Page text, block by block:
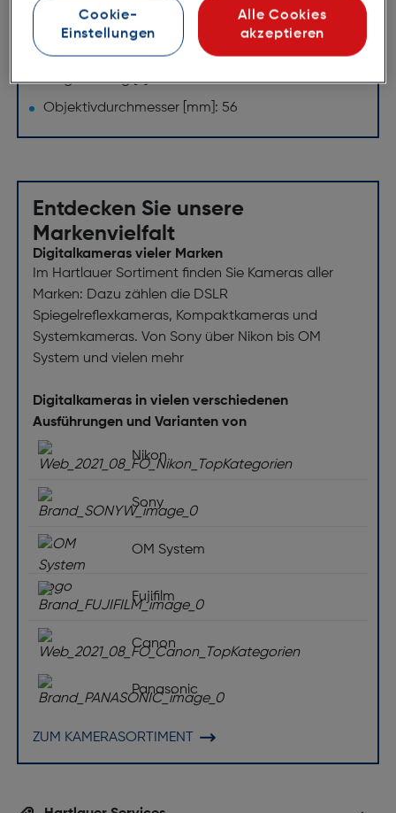
Objektivdurchmesser [mm]: 56
Leistungen
Vergrößerung [x]: 8
Objektivdurchmesser [mm]: 56
Entdecken Sie unsere
Markenvielfalt
Digitalkameras vieler Marken
Im Hartlauer Sortiment finden Sie Kameras aller
Marken: Dazu zählen die DSLR
Spiegelreflexkameras, Kompaktkameras und
Systemkameras. Von Sony über Nikon bis OM
System und vielen mehr
Digitalkameras in vielen verschiedenen
Ausführungen und Varianten von
Nikon
Sony
OM System
Fujifilm
Canon
Panasonic
ZUM KAMERASORTIMENT
Cookie-
Einstellungen
Alle Cookies
akzeptieren